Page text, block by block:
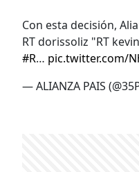
Con esta decisión,
RT dorissoliz "RT
#R… pic.twitter.com/
— ALIANZA PAIS